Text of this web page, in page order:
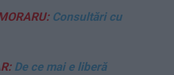
Consultări cu
De ce mai e liberă